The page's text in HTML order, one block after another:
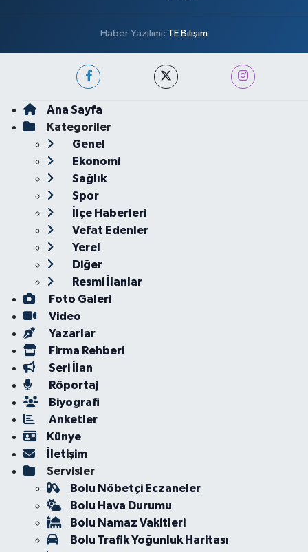
Haber Yazılımı: TE Bilişim
Ana Sayfa
Kategoriler
Genel
Ekonomi
Sağlık
Spor
İlçe Haberleri
Vefat Edenler
Yerel
Diğer
Resmi İlanlar
Foto Galeri
Video
Yazarlar
Firma Rehberi
Seri İlan
Röportaj
Biyografi
Anketler
Künye
İletişim
Servisler
Bolu Nöbetçi Eczaneler
Bolu Hava Durumu
Bolu Namaz Vakitleri
Bolu Trafik Yoğunluk Haritası